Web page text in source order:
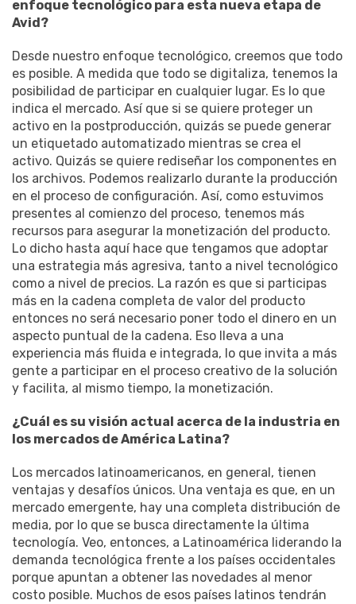
enfoque tecnológico para esta nueva etapa de
Avid?
Desde nuestro enfoque tecnológico, creemos que todo
es posible. A medida que todo se digitaliza, tenemos la
posibilidad de participar en cualquier lugar. Es lo que
indica el mercado. Así que si se quiere proteger un
activo en la postproducción, quizás se puede generar
un etiquetado automatizado mientras se crea el
activo. Quizás se quiere rediseñar los componentes en
los archivos. Podemos realizarlo durante la producción
en el proceso de configuración. Así, como estuvimos
presentes al comienzo del proceso, tenemos más
recursos para asegurar la monetización del producto.
Lo dicho hasta aquí hace que tengamos que adoptar
una estrategia más agresiva, tanto a nivel tecnológico
como a nivel de precios. La razón es que si participas
más en la cadena completa de valor del producto
entonces no será necesario poner todo el dinero en un
aspecto puntual de la cadena. Eso lleva a una
experiencia más fluida e integrada, lo que invita a más
gente a participar en el proceso creativo de la solución
y facilita, al mismo tiempo, la monetización.
¿Cuál es su visión actual acerca de la industria en
los mercados de América Latina?
Los mercados latinoamericanos, en general, tienen
ventajas y desafíos únicos. Una ventaja es que, en un
mercado emergente, hay una completa distribución de
media, por lo que se busca directamente la última
tecnología. Veo, entonces, a Latinoamérica liderando la
demanda tecnológica frente a los países occidentales
porque apuntan a obtener las novedades al menor
costo posible. Muchos de esos países latinos tendrán